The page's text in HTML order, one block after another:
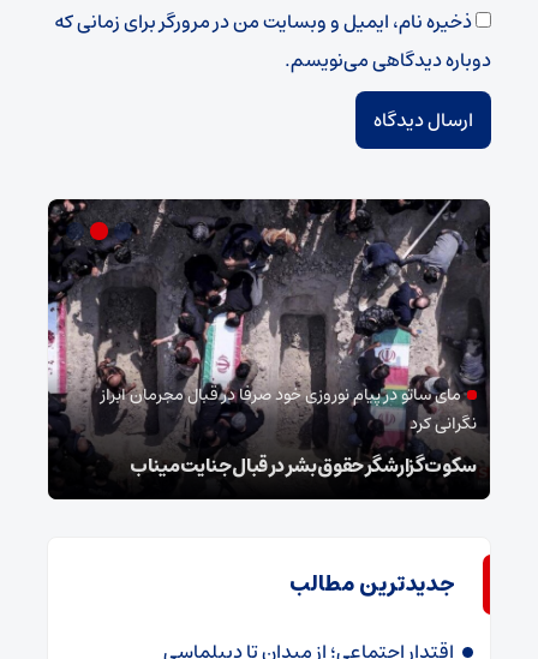
ذخیره نام، ایمیل و وبسایت من در مرورگر برای زمانی که
دوباره دیدگاهی می‌نویسم.
مای ساتو در پیام نوروزی خود صرفا در قبال مجرمان ابراز
نگرانی کرد
سکوت گزارشگر حقوق بشر در قبال جنایت میناب
جدیدترین مطالب
اقتدار اجتماعی؛ از میدان تا دیپلماسی